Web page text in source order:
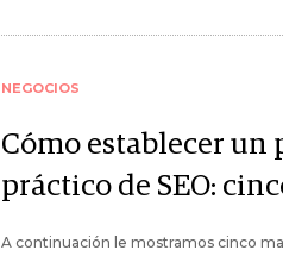
NEGOCIOS
Cómo establecer un
práctico de SEO:
A continuación le mostramos cinco